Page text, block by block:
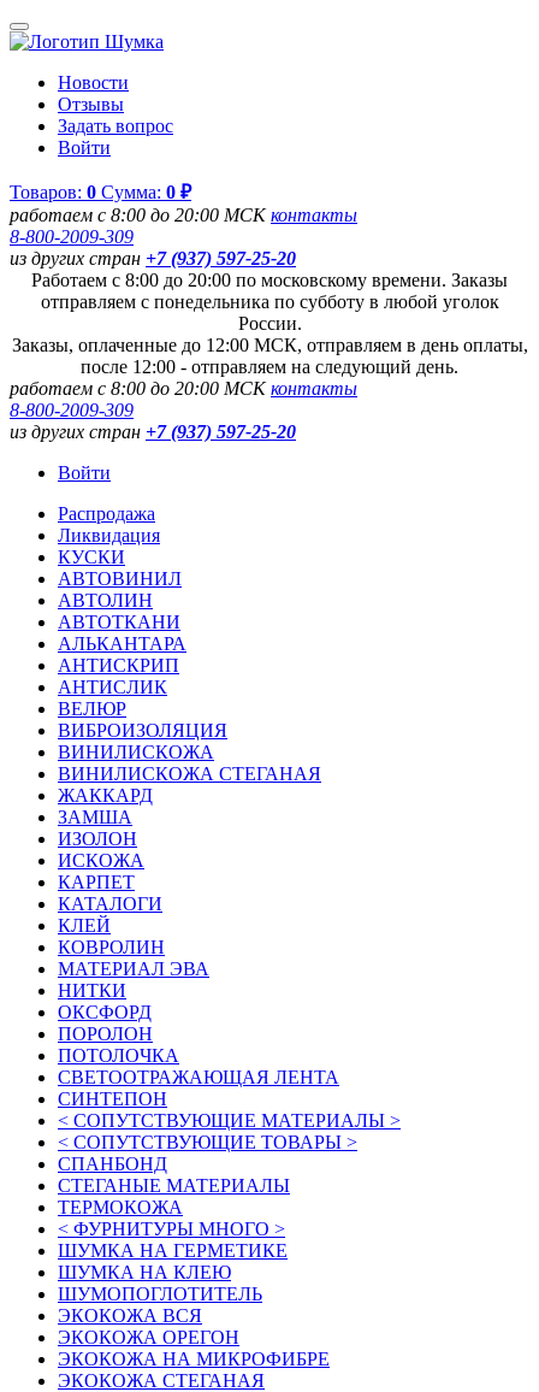
Новости
Отзывы
Задать вопрос
Войти
Товаров: 0 Сумма: 0 ₽
работаем с 8:00 до 20:00 МСКконтакты
8-800-2009-309
из других стран +7 (937) 597-25-20
Работаем с 8:00 до 20:00 по московскому времени. Заказы
отправляем с понедельника по субботу в любой уголок
России.
Заказы, оплаченные до 12:00 МСК, отправляем в день оплаты,
после 12:00 - отправляем на следующий день.
работаем с 8:00 до 20:00 МСКконтакты
8-800-2009-309
из других стран +7 (937) 597-25-20
Войти
Распродажа
Ликвидация
КУСКИ
АВТОВИНИЛ
АВТОЛИН
АВТОТКАНИ
АЛЬКАНТАРА
АНТИСКРИП
АНТИСЛИК
ВЕЛЮР
ВИБРОИЗОЛЯЦИЯ
ВИНИЛИСКОЖА
ВИНИЛИСКОЖА СТЕГАНАЯ
ЖАККАРД
ЗАМША
ИЗОЛОН
ИСКОЖА
КАРПЕТ
КАТАЛОГИ
КЛЕЙ
КОВРОЛИН
МАТЕРИАЛ ЭВА
НИТКИ
ОКСФОРД
ПОРОЛОН
ПОТОЛОЧКА
СВЕТООТРАЖАЮЩАЯ ЛЕНТА
СИНТЕПОН
< СОПУТСТВУЮЩИЕ МАТЕРИАЛЫ >
< СОПУТСТВУЮЩИЕ ТОВАРЫ >
СПАНБОНД
СТЕГАНЫЕ МАТЕРИАЛЫ
ТЕРМОКОЖА
< ФУРНИТУРЫ МНОГО >
ШУМКА НА ГЕРМЕТИКЕ
ШУМКА НА КЛЕЮ
ШУМОПОГЛОТИТЕЛЬ
ЭКОКОЖА ВСЯ
ЭКОКОЖА ОРЕГОН
ЭКОКОЖА НА МИКРОФИБРЕ
ЭКОКОЖА СТЕГАНАЯ